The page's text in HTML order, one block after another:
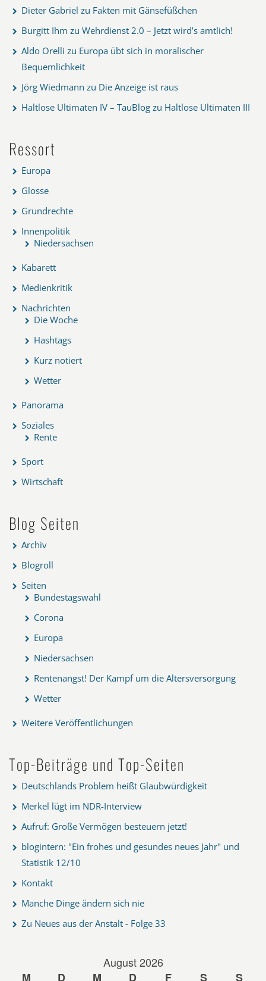
Dieter Gabriel zu Fakten mit Gänsefüßchen
Burgitt Ihm zu Wehrdienst 2.0 – Jetzt wird’s amtlich!
Aldo Orelli zu Europa übt sich in moralischer
Bequemlichkeit
Jörg Wiedmann zu Die Anzeige ist raus
Haltlose Ultimaten IV – TauBlog zu Haltlose Ultimaten III
Ressort
Europa
Glosse
Grundrechte
Innenpolitik
Niedersachsen
Kabarett
Medienkritik
Nachrichten
Die Woche
Hashtags
Kurz notiert
Wetter
Panorama
Soziales
Rente
Sport
Wirtschaft
Blog Seiten
Archiv
Blogroll
Seiten
Bundestagswahl
Corona
Europa
Niedersachsen
Rentenangst! Der Kampf um die Altersversorgung
Wetter
Weitere Veröffentlichungen
Top-Beiträge und Top-Seiten
Deutschlands Problem heißt Glaubwürdigkeit
Merkel lügt im NDR-Interview
Aufruf: Große Vermögen besteuern jetzt!
blogintern: "Ein frohes und gesundes neues Jahr" und
Statistik 12/10
Kontakt
Manche Dinge ändern sich nie
Zu Neues aus der Anstalt - Folge 33
August 2026
M
D M D F S S